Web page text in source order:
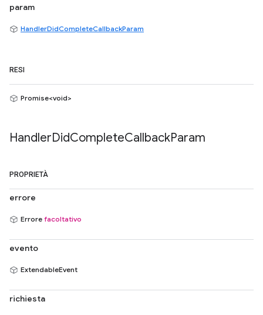
param
HandlerDidCompleteCallbackParam
RESI
Promise<void>
HandlerDidCompleteCallbackParam
PROPRIETÀ
errore
Errore facoltativo
evento
ExtendableEvent
richiesta